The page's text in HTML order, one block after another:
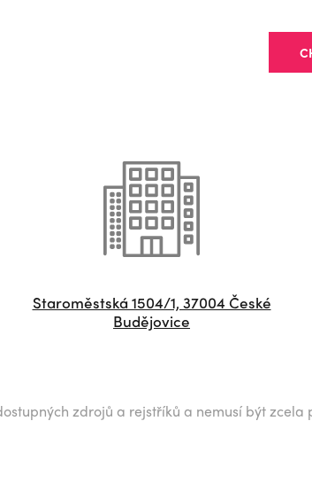
Staroměstská 1504/1, 37004 České
Budějovice
zdrojů a rejstříků a nemusí být zcela